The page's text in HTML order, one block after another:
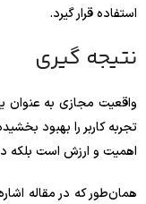
استفاده قرار گیرد.
نتیجه گیری
واقعیت مجازی به عنوان
تجربه کاربر را بهبود
اهمیت و ارزش است بلکه
همان‌طور که در مقاله